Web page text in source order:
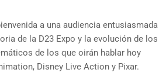
a una audiencia entusiasmada
de la D23 Expo y la evolución de los
de los que oirán hablar hoy
Disney Live Action y Pixar.